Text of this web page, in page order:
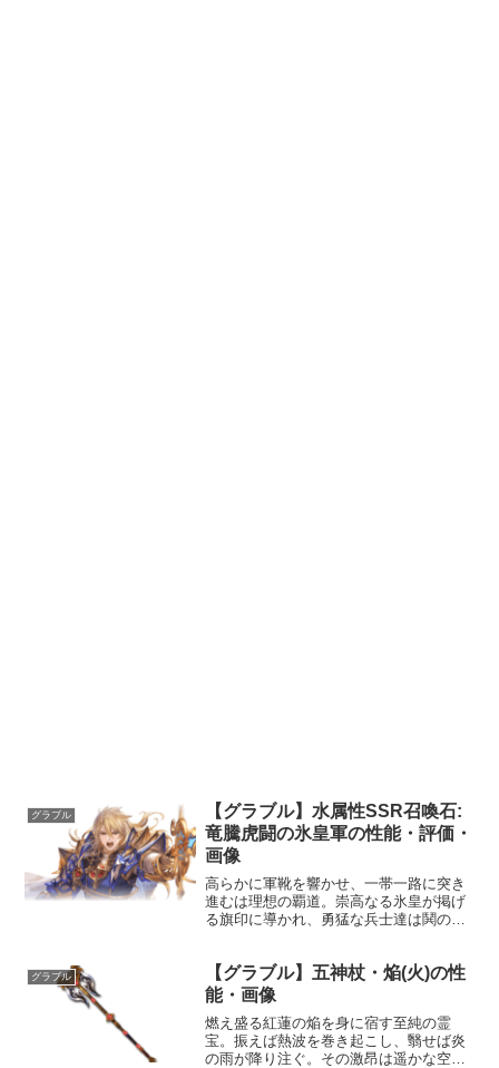
グラブル
【グラブル】水属性SSR召喚石:
竜騰虎闘の氷皇軍の性能・評価・
画像
高らかに軍靴を響かせ、一帯一路に突き
進むは理想の覇道。崇高なる氷皇が掲げ
る旗印に導かれ、勇猛な兵士達は鬨の声
敵全体に水属性ダメージ(特大)水属性キャ
ラ全体...
グラブル
【グラブル】五神杖・焔(火)の性
能・画像
燃え盛る紅蓮の焔を身に宿す至純の霊
宝。振えば熱波を巻き起こし、翳せば炎
の雨が降り注ぐ。その激昂は遥かな空を